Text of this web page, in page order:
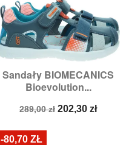
Sandały BIOMECANICS
Bioevolution...
Cena
289,00 zł Cena
202,30 zł
-80,70 ZŁ